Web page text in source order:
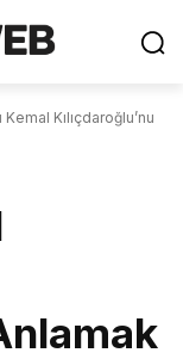
Kılıçdaroğlu’nu